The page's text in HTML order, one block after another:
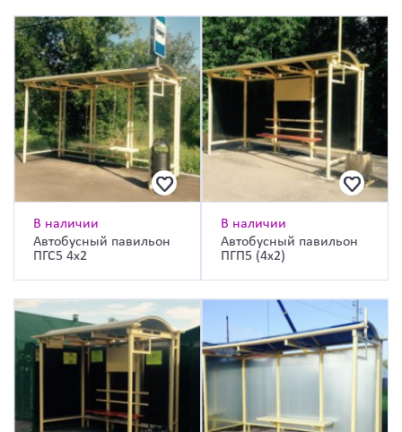
В наличии
Автобусный павильон
ПГС5 4х2
В наличии
Автобусный павильон
ПГП5 (4х2)